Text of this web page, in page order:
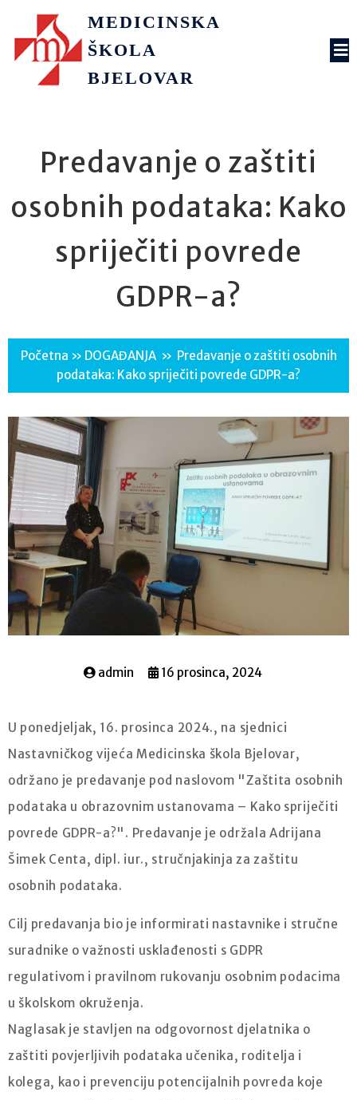
MEDICINSKA
ŠKOLA
BJELOVAR
Predavanje o zaštiti
osobnih podataka: Kako
spriječiti povrede
GDPR-a?
Početna » DOGAĐANJA » Predavanje o zaštiti osobnih
podataka: Kako spriječiti povrede GDPR-a?
admin 16 prosinca, 2024
U ponedjeljak, 16. prosinca 2024., na sjednici
Nastavničkog vijeća Medicinska škola Bjelovar,
održano je predavanje pod naslovom "Zaštita osobnih
podataka u obrazovnim ustanovama – Kako spriječiti
povrede GDPR-a?". Predavanje je održala Adrijana
Šimek Centa, dipl. iur., stručnjakinja za zaštitu
osobnih podataka.
Cilj predavanja bio je informirati nastavnike i stručne
suradnike o važnosti usklađenosti s GDPR
regulativom i pravilnom rukovanju osobnim podacima
u školskom okruženja.
Naglasak je stavljen na odgovornost djelatnika o
zaštiti povjerljivih podataka učenika, roditelja i
kolega, kao i prevenciju potencijalnih povreda koje